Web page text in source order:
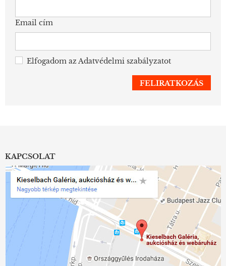
Email cím
Elfogadom azAdatvédelmi szabályzatot
KAPCSOLAT